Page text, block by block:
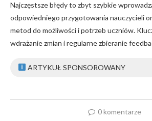
Najczęstsze błędy to zbyt szybkie
odpowiedniego przygotowania nauczycieli
metod do możliwości i potrzeb uczniów.
wdrażanie zmian i regularne zbieranie
ARTYKUŁ SPONSOROWANY
0 komentarze